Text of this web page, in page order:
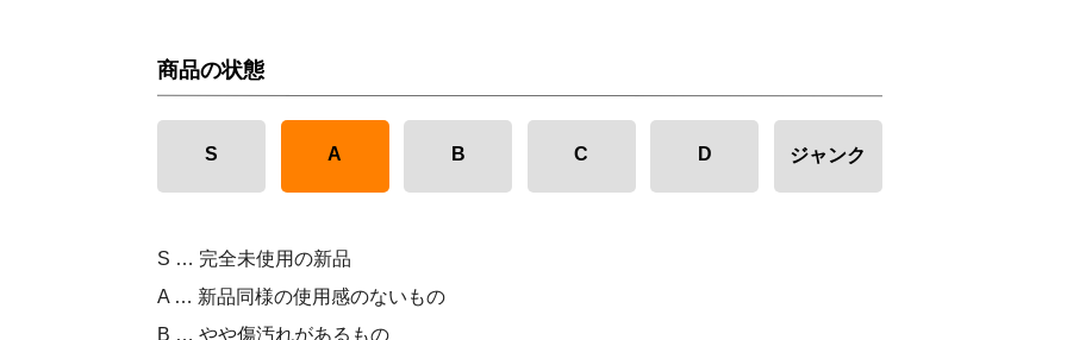
商品の状態
S A B C D ジャンク
S … 完全未使用の新品
A … 新品同様の使用感のないもの
B … やや傷汚れがあるもの